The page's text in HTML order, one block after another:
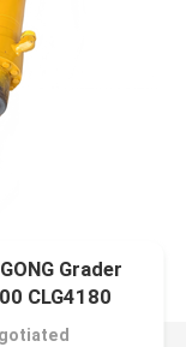
Grader
CLG4180